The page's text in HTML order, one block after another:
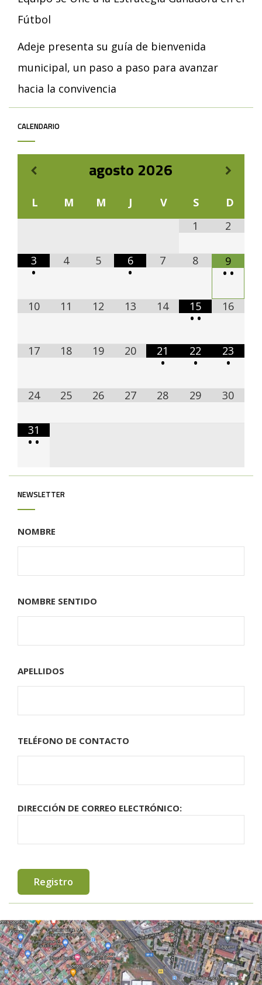
Fútbol
Adeje presenta su guía de bienvenida
municipal, un paso a paso para avanzar
hacia la convivencia
CALENDARIO
agosto 2026
L M M J V S
D
1
2
3
•
4 5
6
•
7 8
9
• •
10 11 12 13 14
15
• •
16
17 18 19 20
21
•
22
•
23
•
24 25 26 27 28 29 30
31
• •
NEWSLETTER
NOMBRE
NOMBRE SENTIDO
APELLIDOS
TELÉFONO DE CONTACTO
DIRECCIÓN DE CORREO ELECTRÓNICO: